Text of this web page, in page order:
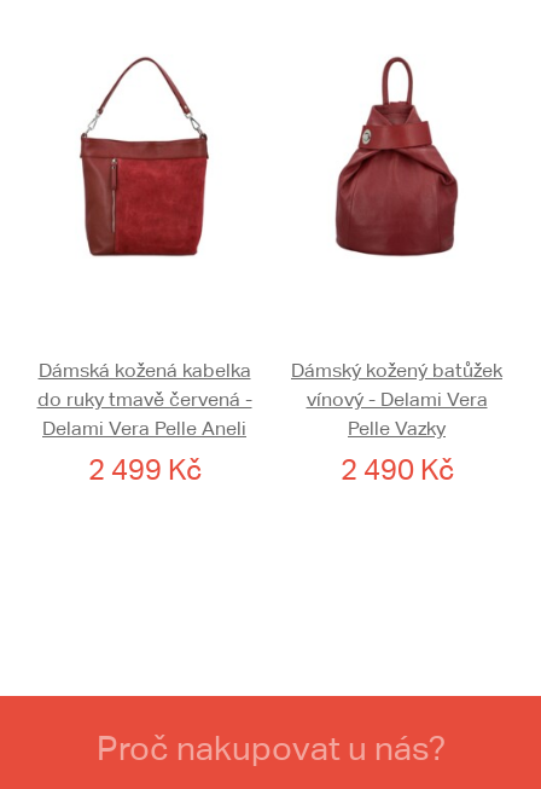
Dámská kožená kabelka
do ruky tmavě červená -
Delami Vera Pelle Aneli
2 499 Kč
Dámský kožený batůžek
vínový - Delami Vera
Pelle Vazky
2 490 Kč
Proč nakupovat u nás?